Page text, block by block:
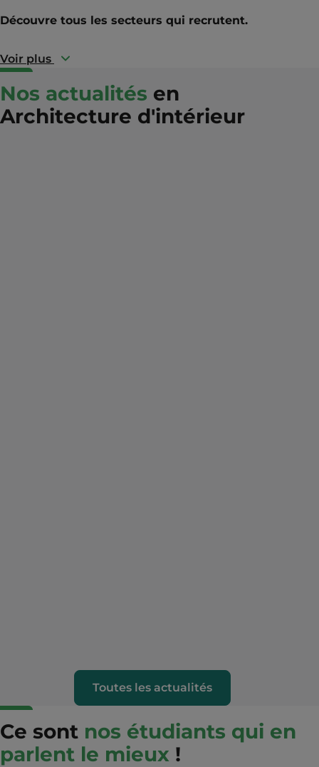
Découvre tous les secteurs qui recrutent.
Voir plus
Nos actualités en
Architecture d'intérieur
Toutes les actualités
Ce sont nos étudiants qui en
parlent le mieux !